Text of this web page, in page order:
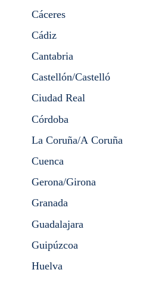
Cáceres
Cádiz
Cantabria
Castellón/Castelló
Ciudad Real
Córdoba
La Coruña/A Coruña
Cuenca
Gerona/Girona
Granada
Guadalajara
Guipúzcoa
Huelva